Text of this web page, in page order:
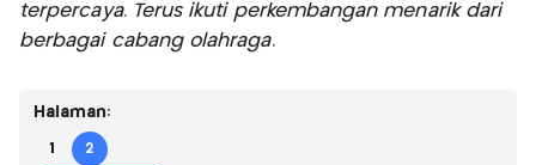
terpercaya. Terus ikuti perkembangan menarik dari
berbagai cabang olahraga.
Halaman:
1 2